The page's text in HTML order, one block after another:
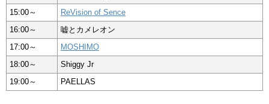
15:00～
ReVision of Sence
16:00～
嘘とカメレオン
17:00～
MOSHIMO
18:00～
Shiggy Jr
19:00～
PAELLAS